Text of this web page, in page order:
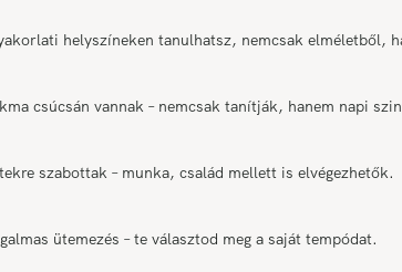
helyszíneken tanulhatsz, nemcsak elméletből,
csúcsán vannak – nemcsak tanítják, hanem napi
szabottak – munka, család mellett is elvégezhetők.
ütemezés – te választod meg a saját tempódat.